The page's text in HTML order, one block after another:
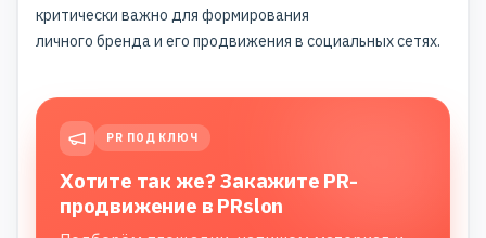
критически важно для формирования
личного бренда и его продвижения в социальных сетях.
PR ПОД КЛЮЧ
Хотите так же? Закажите PR-
продвижение в PRslon